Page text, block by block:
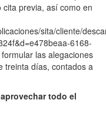
previa, así como en
sita/cliente/
6168-
las alegaciones
treinta días, contados a
todo el